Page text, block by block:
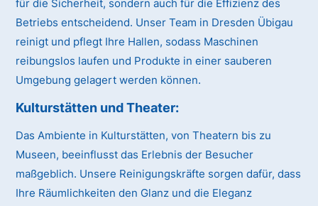
für die Sicherheit, sondern auch für die Effizienz des
Betriebs entscheidend. Unser Team in Dresden Übigau
reinigt und pflegt Ihre Hallen, sodass Maschinen
reibungslos laufen und Produkte in einer sauberen
Umgebung gelagert werden können.
Kulturstätten und Theater:
Das Ambiente in Kulturstätten, von Theatern bis zu
Museen, beeinflusst das Erlebnis der Besucher
maßgeblich. Unsere Reinigungskräfte sorgen dafür, dass
Ihre Räumlichkeiten den Glanz und die Eleganz